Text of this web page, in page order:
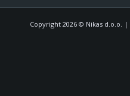
Copyright 2026 © Nikas d.o.o. |